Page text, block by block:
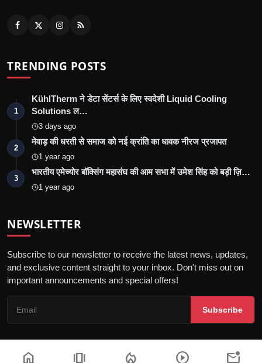
TRENDING POSTS
1
KühlTherm ने डेटा सेंटर्स के लिए स्वदेशी Liquid Cooling
Solutions ल…
3 days ago
2
मेवाड़ की धरती से समाज को नई क्रांति का धावक नीरज प्रजापत
1 year ago
3
भारतीय एमेच्योर बॉक्सिंग महासंघ की आम सभा में उमेश सिंह को बड़ी ज़ि…
1 year ago
NEWSLETTER
Subscribe to our newsletter to receive the latest news, updates,
and exclusive content straight to your inbox. Don't miss out on
important announcements and special offers!
Subscribe
home amp_stories local_fire_department play_circle mark_email_unread